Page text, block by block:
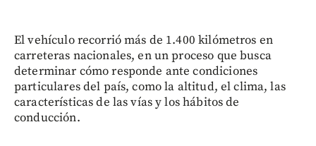
El vehículo recorrió más de 1.400 kilómetros en
carreteras nacionales, en un proceso que busca
determinar cómo responde ante condiciones
particulares del país, como la altitud, el clima, las
características de las vías y los hábitos de
conducción.